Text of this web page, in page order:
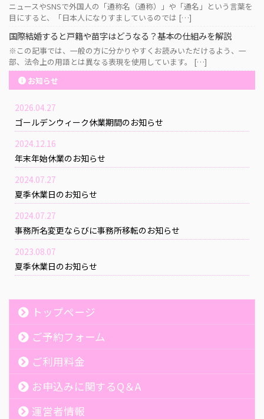
ニュースやSNSで外国人の「通称名（通称）」や「通名」という言葉を
目にすると、「日本人になりすましているのでは […]
国際結婚すると戸籍や苗字はどうなる？基本の仕組みを解説
※この記事では、一般の方に分かりやすくお読みいただけるよう、一
部、法令上の用語とは異なる表現を使用しています。 […]
お知らせ
2026.04.27
ゴールデンウィーク休業期間のお知らせ
2024.12.16
年末年始休業のお知らせ
2024.07.27
夏季休業日のお知らせ
2024.07.27
事務所名変更ならびに事務所移転のお知らせ
2023.08.07
夏季休業日のお知らせ
トップページ
ご予約フォーム
ご利用料金
お申込みに関するQ＆A
運営者情報